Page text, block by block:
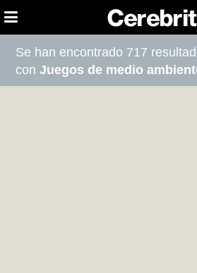
Se han encontrado 717
conJuegos de medio